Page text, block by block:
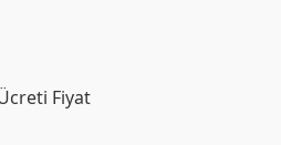
Fiyat